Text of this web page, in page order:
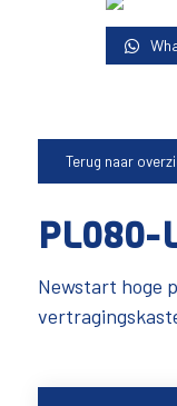
Terug naar
PL080-
Newstart hoge